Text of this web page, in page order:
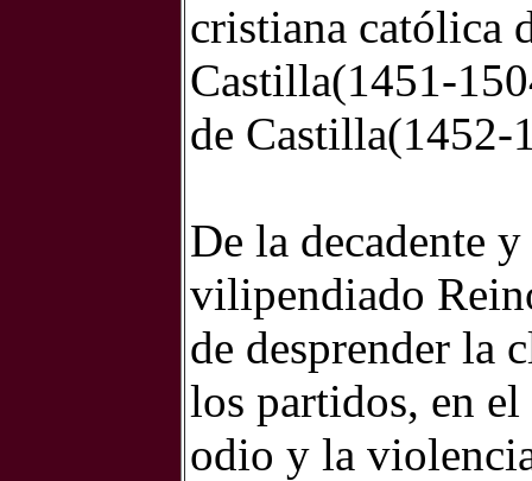
cristiana católica
Castilla(1451-
de Castilla(1452-
De la decadente
vilipendiado
de desprender la
los partidos, en
odio y la